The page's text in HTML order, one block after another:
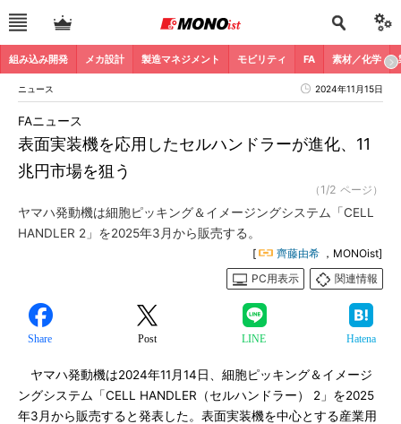
組み込み開発 メカ設計 製造マネジメント モビリティ FA 素材／化学
ニュース 2024年11月15日
表面実装機を応用したセルハンドラーが進化、11
兆円市場を狙う
FAニュース
（1/2 ページ）
ヤマハ発動機は細胞ピッキング＆イメージングシステム「CELL
HANDLER 2」を2025年3月から販売する。
[ 齊藤由希 ，MONOist]
PC用表示
関連情報
Share Post LINE Hatena
ヤマハ発動機は2024年11月14日、細胞ピッキング＆イメージ
ングシステム「CELL HANDLER（セルハンドラー） 2」を2025
年3月から販売すると発表した。表面実装機を中心とする産業用